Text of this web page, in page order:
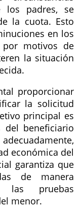
los padres, se
la cuota. Esto
en los
por motivos de
la situación
proporcionar
la solicitud
principal es
del beneficiario
económica del
garantiza que
de manera
las pruebas
menor.